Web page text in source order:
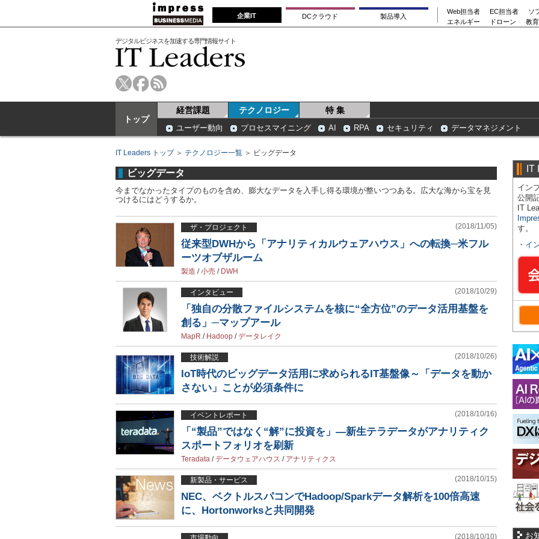
企業IT DCクラウド 製品導入
Web担当者 EC担当者
ソ
エネルギー
ドローン 教
デジタルビジネスを加速する専門情報サイト
トップ
経営課題 テクノロジー 特 集
ユーザー動向 プロセスマイニング AI RPA セキュリティ データマネジメント
IT Leaders トップ＞ テクノロジー一覧 ＞ ビッグデータ
ビッグデータ
今までなかったタイプのものを含め、膨大なデータを入手し得る環境が整いつつある。広大な海から宝を見
つけるにはどうするか。
ザ・プロジェクト (2018/11/05)
従来型DWHから「アナリティカルウェアハウス」への転換─米フル
ーツオブザルーム
製造 /小売 / DWH
インタビュー (2018/10/29)
「独自の分散ファイルシステムを核に“全方位”のデータ活用基盤を
創る」─マップアール
MapR / Hadoop /データレイク
技術解説 (2018/10/26)
IoT時代のビッグデータ活用に求められるIT基盤像～「データを動か
さない」ことが必須条件に
イベントレポート (2018/10/16)
「“製品”ではなく“解”に投資を」―新生テラデータがアナリティク
スポートフォリオを刷新
Teradata /データウェアハウス / アナリティクス
新製品・サービス (2018/10/15)
NEC、ベクトルスパコンでHadoop/Sparkデータ解析を100倍高速
に、Hortonworksと共同開発
(2018/10/10)
IT
イン
公開
IT
す。
・ イ
お